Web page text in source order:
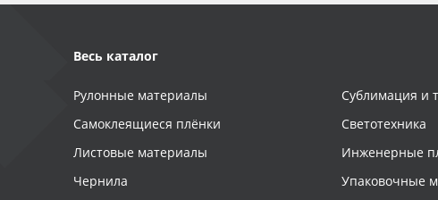
Весь каталог
Рулонные материалы
Самоклеящиеся плёнки
Листовые материалы
Чернила
Сублимация и
Светотехника
Инженерные
Упаковочные